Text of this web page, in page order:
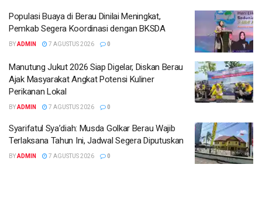
Populasi Buaya di Berau Dinilai Meningkat,
Pemkab Segera Koordinasi dengan BKSDA
BYADMIN 7 AGUSTUS 2026 0
Manutung Jukut 2026 Siap Digelar, Diskan Berau
Ajak Masyarakat Angkat Potensi Kuliner
Perikanan Lokal
BYADMIN 7 AGUSTUS 2026 0
Syarifatul Sya’diah: Musda Golkar Berau Wajib
Terlaksana Tahun Ini, Jadwal Segera Diputuskan
BYADMIN 7 AGUSTUS 2026 0